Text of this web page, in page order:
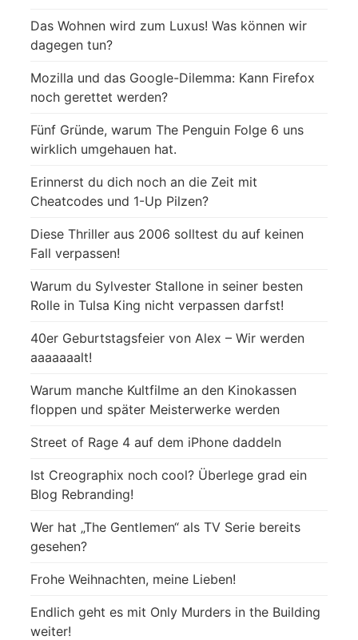
Das Wohnen wird zum Luxus! Was können wir
dagegen tun?
Mozilla und das Google-Dilemma: Kann Firefox
noch gerettet werden?
Fünf Gründe, warum The Penguin Folge 6 uns
wirklich umgehauen hat.
Erinnerst du dich noch an die Zeit mit
Cheatcodes und 1-Up Pilzen?
Diese Thriller aus 2006 solltest du auf keinen
Fall verpassen!
Warum du Sylvester Stallone in seiner besten
Rolle in Tulsa King nicht verpassen darfst!
40er Geburtstagsfeier von Alex – Wir werden
aaaaaaalt!
Warum manche Kultfilme an den Kinokassen
floppen und später Meisterwerke werden
Street of Rage 4 auf dem iPhone daddeln
Ist Creographix noch cool? Überlege grad ein
Blog Rebranding!
Wer hat „The Gentlemen“ als TV Serie bereits
gesehen?
Frohe Weihnachten, meine Lieben!
Endlich geht es mit Only Murders in the Building
weiter!